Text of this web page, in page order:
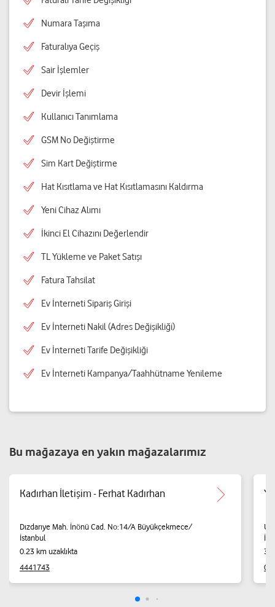
Numara Taşıma
Faturalıya Geçiş
Sair İşlemler
Devir İşlemi
Kullanıcı Tanımlama
GSM No Değiştirme
Sim Kart Değiştirme
Hat Kısıtlama ve Hat Kısıtlamasını Kaldırma
Yeni Cihaz Alımı
İkinci El Cihazını Değerlendir
TL Yükleme ve Paket Satışı
Fatura Tahsilat
Ev İnterneti Sipariş Girişi
Ev İnterneti Nakil (Adres Değişikliği)
Ev İnterneti Tarife Değişikliği
Ev İnterneti Kampanya/Taahhütname Yenileme
Bu mağazaya en yakın mağazalarımız
Kadırhan İletişim - Ferhat Kadırhan
Dızdarıye Mah. İnönü Cad. No:14/A Büyükçekmece/
İstanbul
0.23 km uzaklıkta
4441743